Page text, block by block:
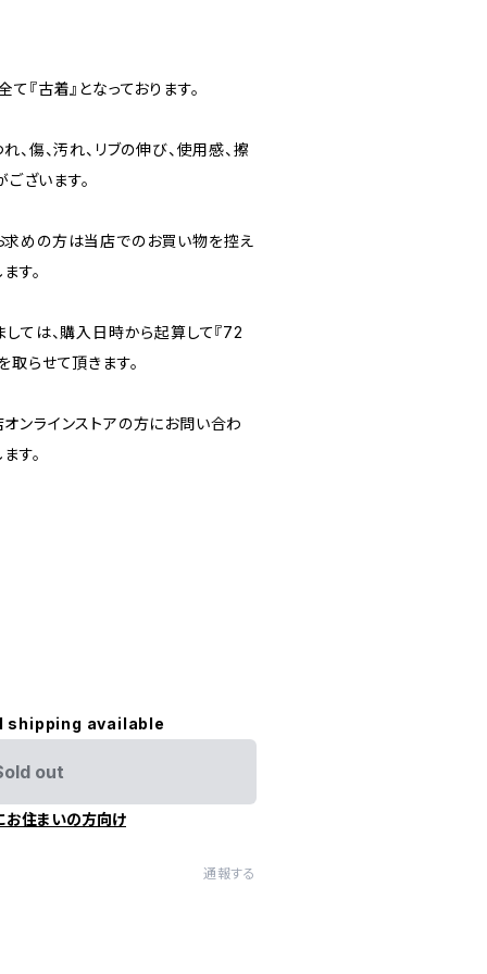
『古着』となっております。
、傷、汚れ、リブの伸び、使用感、擦
ざいます。
めの方は当店でのお買い物を控え
す。
ては、購入日時から起算して『72
らせて頂きます。
ンラインストアの方にお問い合わ
す。
shipping available
out
お住まいの方向け
通報する